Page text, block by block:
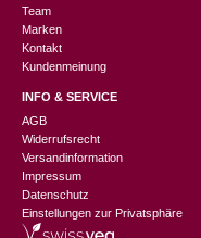
Team
Marken
Kontakt
Kundenmeinung
INFO & SERVICE
AGB
Widerrufsrecht
Versandinformation
Impressum
Datenschutz
Einstellungen zur Privatsphäre